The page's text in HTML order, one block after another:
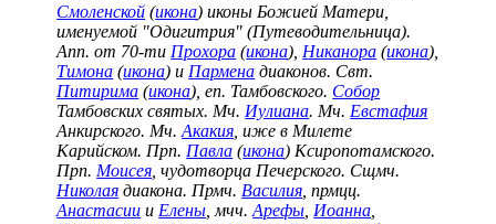
Смоленской (икона) иконы Божией Матери,
именуемой "Одигитрия" (Путеводительница).
Апп. от 70-ти Прохора (икона), Никанора (икона),
Тимона (икона) и Пармена диаконов. Свт.
Питирима (икона), еп. Тамбовского. Собор
Тамбовских святых. Мч. Иулиана. Мч. Евстафия
Анкирского. Мч.Акакия , иже в Милете
Карийском. Прп. Павла (икона) Ксиропотамского.
Прп. Моисея , чудотворца Печерского. Сщмч.
Николая диакона. Прмч. Василия , прмцц.
Анастасии и Елены , мчч.Арефы Иоанна